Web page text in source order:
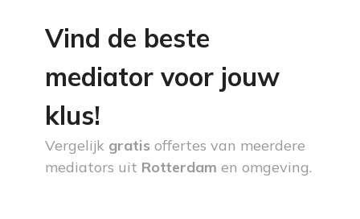
Vind de beste
mediator voor jouw
klus!
Vergelijk gratis offertes van meerdere
mediators uit Rotterdam en omgeving.